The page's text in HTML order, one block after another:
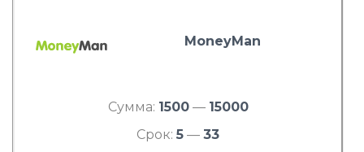
MoneyMan
Сумма: 1500— 15000
Срок: 5 — 33